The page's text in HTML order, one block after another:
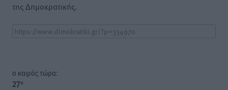
της Δημοκρατικής.
o καιρός τώρα:
27°